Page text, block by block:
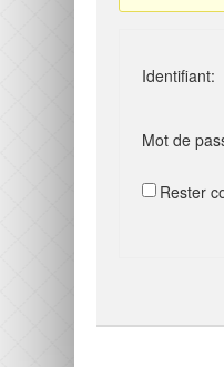
Identifiant:
Mot de
Rester